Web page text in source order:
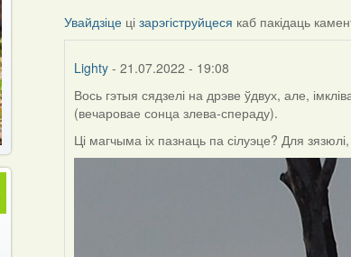
Увайдзіце цізарэгіструйцеся каб пакідаць
Lighty - 21.07.2022 - 19:08
Вось гэтыя сядзелі на дрэве ўдвух, але,
(вечаровае сонца злева-спераду).
Ці магчыма іх пазнаць па сілуэце? Для